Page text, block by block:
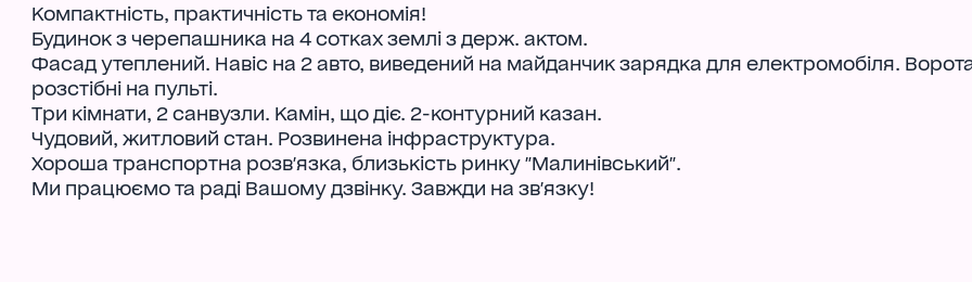
Компактність, практичність та економія!
Будинок з черепашника на 4 сотках землі з держ. актом.
Фасад утеплений. Навіс на 2 авто, виведений на майданчик зарядка для електромобіля.
розстібні на пульті.
Три кімнати, 2 санвузли. Камін, що діє. 2-контурний казан.
Чудовий, житловий стан. Розвинена інфраструктура.
Хороша транспортна розв'язка, близькість ринку "Малинівський".
Ми працюємо та раді Вашому дзвінку. Завжди на зв'язку!